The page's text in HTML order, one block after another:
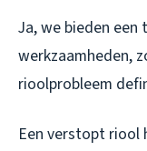
Ja, we bieden
werkzaamheden,
rioolprobleem
Een verstopt riool